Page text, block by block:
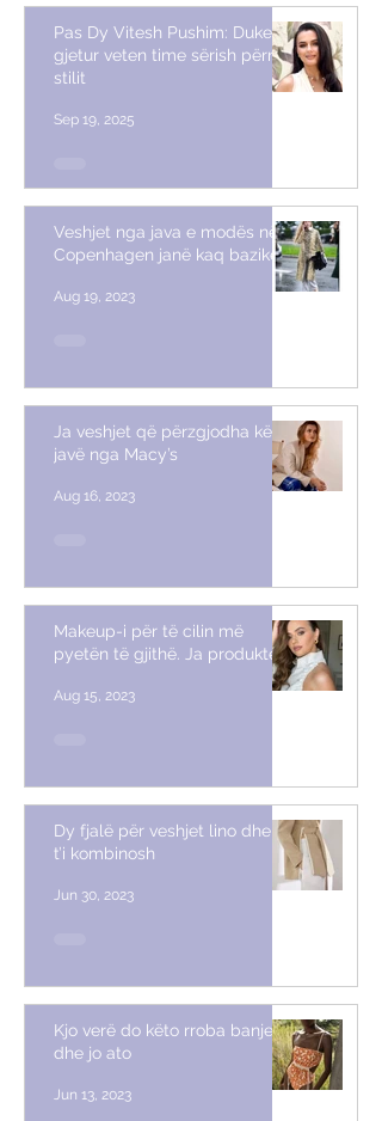
Pas Dy Vitesh Pushim: Duke
gjetur veten time sërish përmes
stilit
Sep 19, 2025
Veshjet nga java e modës në
Copenhagen janë kaq bazike
Aug 19, 2023
Ja veshjet që përzgjodha këtë
javë nga Macy’s
Aug 16, 2023
Makeup-i për të cilin më
pyetën të gjithë. Ja produktet
Aug 15, 2023
Dy fjalë për veshjet lino dhe si
t’i kombinosh
Jun 30, 2023
Kjo verë do këto rroba banje
dhe jo ato
Jun 13, 2023